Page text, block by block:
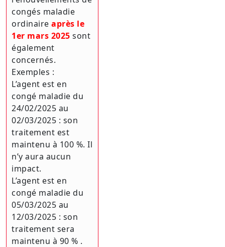
congés maladie
ordinaire après le
1er mars 2025 sont
également
concernés.
Exemples :
L’agent est en
congé maladie du
24/02/2025 au
02/03/2025 : son
traitement est
maintenu à 100 %. Il
n’y aura aucun
impact.
L’agent est en
congé maladie du
05/03/2025 au
12/03/2025 : son
traitement sera
maintenu à 90 % .